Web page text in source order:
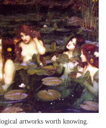
artworks worth knowing.